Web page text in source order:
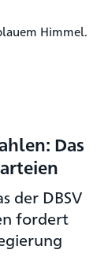
Das
der DBSV
fordert